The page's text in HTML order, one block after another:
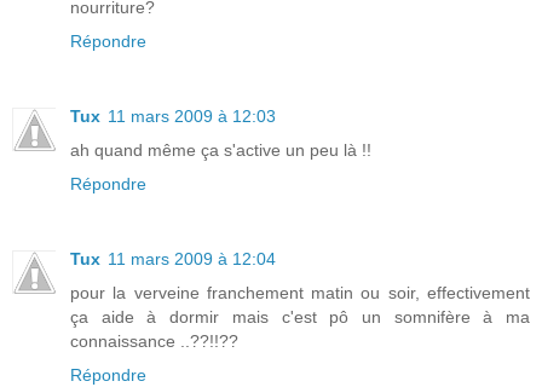
nourriture?
Répondre
Tux 11 mars 2009 à 12:03
ah quand même ça s'active un peu là !!
Répondre
Tux 11 mars 2009 à 12:04
pour la verveine franchement matin ou soir, effectivement
ça aide à dormir mais c'est pô un somnifère à ma
connaissance ..??!!??
Répondre